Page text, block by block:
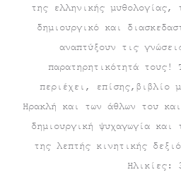
της ελληνικής μυθολογίας,
δημιουργικό και
αναπτύξουν τις
παρατηρητικότητά τους!
περιέχει, επίσης,βιβλίο
Ηρακλή και των άθλων του
δημιουργική ψυχαγωγία και
της λεπτής κινητικής
Ηλικίες: